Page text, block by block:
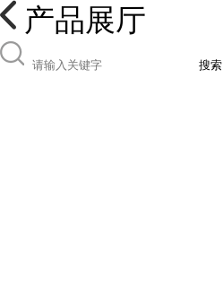
产品展厅
搜索